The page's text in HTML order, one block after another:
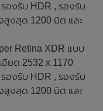
องรับ HDR , รองรับ
สูงสุด 1200 นิต และ
Retina XDR แบบ
อียด 2532 x 1170
องรับ HDR , รองรับ
สูงสุด 1200 นิต และ